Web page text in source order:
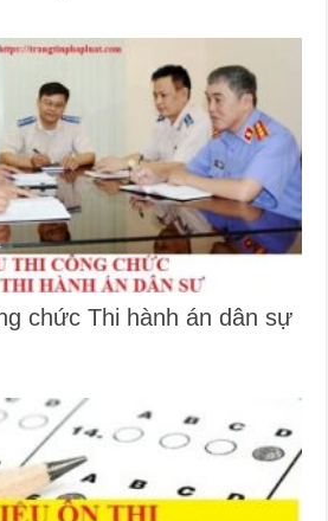
chức Thi hành án dân sự